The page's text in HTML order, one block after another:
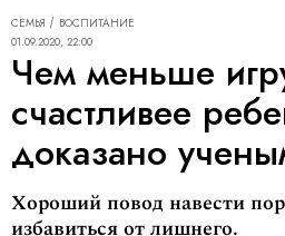
СЕМЬЯ
ВОСПИТАНИЕ
01.09.2020, 22:00
Чем меньше
счастливее
доказано
Хороший повод навести
избавиться от лишнего.